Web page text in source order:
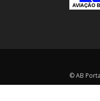
© AB